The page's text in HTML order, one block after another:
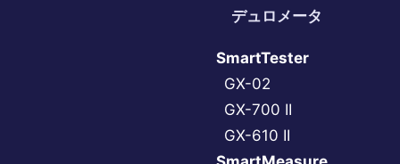
デュロメータ
SmartTester
GX-02
GX-700 II
GX-610 II